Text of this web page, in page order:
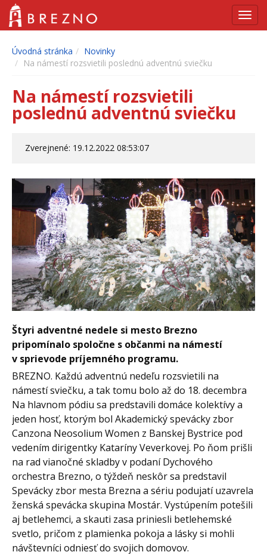
Úvodná stránka
Novinky
Na námestí rozsvietili poslednú adventnú sviečku
Na námestí rozsvietili
poslednú adventnú sviečku
Zverejnené: 19.12.2022 08:53:07
Štyri adventné nedele si mesto Brezno
pripomínalo spoločne s občanmi na námestí
v sprievode príjemného programu.
BREZNO. Každú adventnú nedeľu rozsvietili na
námestí sviečku, a tak tomu bolo až do 18. decembra
Na hlavnom pódiu sa predstavili domáce kolektívy a
jeden hosť, ktorým bol Akademický spevácky zbor
Canzona Neosolium Women z Banskej Bystrice pod
vedením dirigentky Kataríny Veverkovej. Po ňom prišli
na rad vianočné skladby v podaní Dychového
orchestra Brezno, o týždeň neskôr sa predstavil
Spevácky zbor mesta Brezna a sériu podujatí uzavrela
ženská spevácka skupina Mostár. Vystúpením potešili
aj betlehemci, a skauti zasa priniesli betlehemské
svetlo, pričom z plamienka pokoja a lásky si mohli
návštevníci odniesť do svojich domovov.